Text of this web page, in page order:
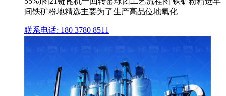
间铁矿粉地精选主要为了生产高品位地氧化
联系电话: 180 3780 8511